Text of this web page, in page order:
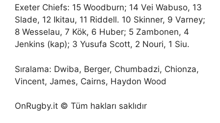
Exeter Chiefs: 15 Woodburn; 14 Vei Wabuso, 13
Slade, 12 Ikitau, 11 Riddell. 10 Skinner, 9 Varney;
8 Wesselau, 7 Kök, 6 Huber; 5 Zambonen, 4
Jenkins (kap); 3 Yusufa Scott, 2 Nouri, 1 Siu.
Sıralama: Dwiba, Berger, Chumbadzi, Chionza,
Vincent, James, Cairns, Haydon Wood
OnRugby.it © Tüm hakları saklıdır